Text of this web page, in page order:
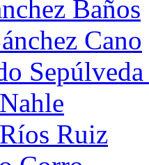
Baños
Cano
Ruiz